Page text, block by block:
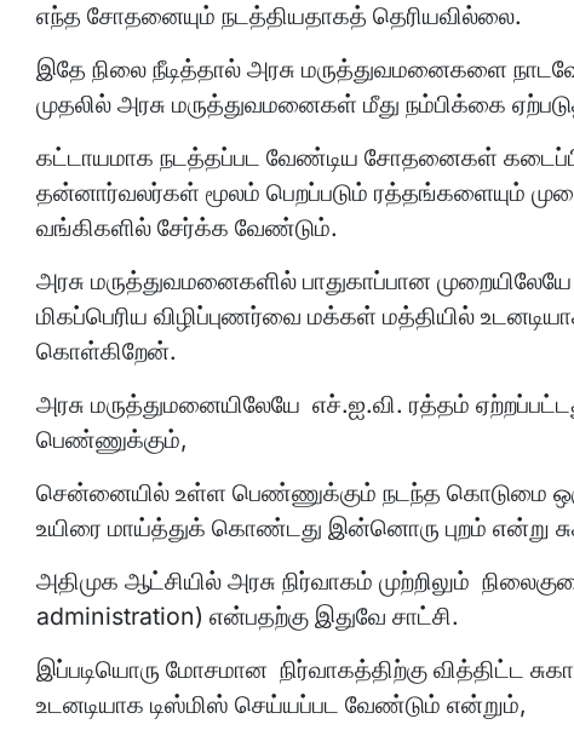
எந்த சோதனையும் நடத்தியதாகத் தெரியவில்லை.
இதே நிலை நீடித்தால் அரசு மருத்துவமனைகளை
முதலில் அரசு மருத்துவமனைகள் மீது நம்பிக்கை
கட்டாயமாக நடத்தப்பட வேண்டிய சோதனைகள்
தன்னார்வலர்கள் மூலம் பெறப்படும் ரத்தங்களையும்
வங்கிகளில் சேர்க்க வேண்டும்.
அரசு மருத்துவமனைகளில் பாதுகாப்பான
மிகப்பெரிய விழிப்புணர்வை மக்கள் மத்தியில்
கொள்கிறேன்.
அரசு மருத்துமனையிலேயே எச்.ஐ.வி. ரத்தம்
பெண்ணுக்கும்,
சென்னையில் உள்ள பெண்ணுக்கும் நடந்த கொடுமை
உயிரை மாய்த்துக் கொண்டது இன்னொரு புறம் என்று
அதிமுக ஆட்சியில் அரசு நிர்வாகம் முற்றிலும்
administration) என்பதற்கு இதுவே சாட்சி.
இப்படியொரு மோசமான நிர்வாகத்திற்கு வித்திட்ட
உடனடியாக டிஸ்மிஸ் செய்யப்பட வேண்டும் என்றும்,